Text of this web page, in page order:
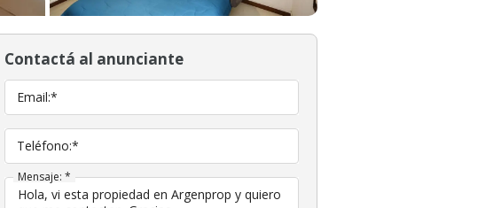
Contactá al anunciante
Email:*
Teléfono:*
Mensaje: *